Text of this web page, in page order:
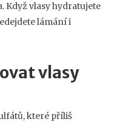
Když vlasy hydratujete
lámání i
vlasy
které příliš